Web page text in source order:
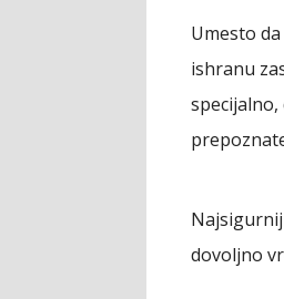
Umesto
ishranu
specijalno,
dovoljno